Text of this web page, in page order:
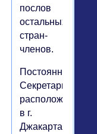
послов
остальных
стран-
членов.
Постоянный
Секретариат
расположен
в г.
Джакарта